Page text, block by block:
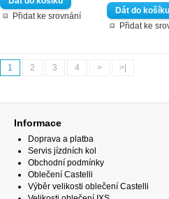
Přidat ke srovnání
Přidat ke
1 2 3 4 > >|
Informace
Doprava a platba
Servis jízdních kol
Obchodní podmínky
Oblečení Castelli
Výběr velikosti oblečení Castelli